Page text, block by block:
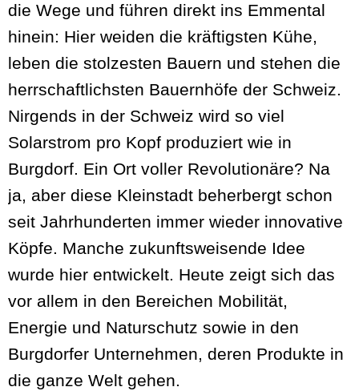
die Wege und führen direkt ins Emmental
hinein: Hier weiden die kräftigsten Kühe,
leben die stolzesten Bauern und stehen die
herrschaftlichsten Bauernhöfe der Schweiz.
Nirgends in der Schweiz wird so viel
Solarstrom pro Kopf produziert wie in
Burgdorf. Ein Ort voller Revolutionäre? Na
ja, aber diese Kleinstadt beherbergt schon
seit Jahrhunderten immer wieder innovative
Köpfe. Manche zukunftsweisende Idee
wurde hier entwickelt. Heute zeigt sich das
vor allem in den Bereichen Mobilität,
Energie und Naturschutz sowie in den
Burgdorfer Unternehmen, deren Produkte in
die ganze Welt gehen.